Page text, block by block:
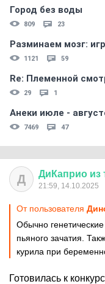
Город без воды
809 23
Разминаем мозг:
1121 59
Re: Племеннoй
29 1
Анеки июле -
7469 47
Д ДиКаприо из
21:59, 14.10.2025
От пользователя
Обычно
пьяного зачатия.
курила при
Готовилась к